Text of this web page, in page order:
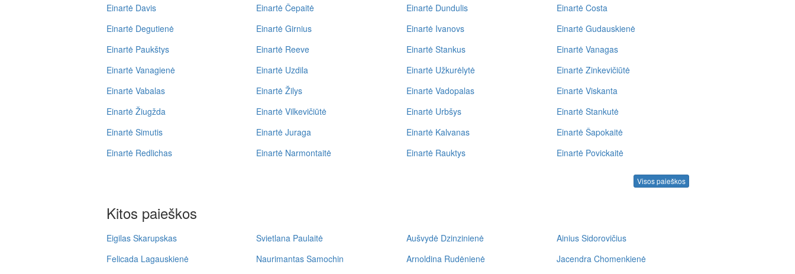
Einartė Davis
Einartė Čepaitė Einartė Dundulis
Einartė Costa
Einartė Degutienė
Einartė Girnius Einartė Ivanovs
Einartė Gudauskienė
Einartė Paukštys
Einartė Reeve Einartė Stankus
Einartė Vanagas
Einartė Vanagienė
Einartė Uzdila Einartė Užkurėlytė
Einartė Zinkevičiūtė
Einartė Vabalas
Einartė Žilys Einartė Vadopalas
Einartė Viskanta
Einartė Žiugžda
Einartė Vilkevičiūtė Einartė Urbšys
Einartė Stankutė
Einartė Simutis
Einartė Juraga Einartė Kalvanas
Einartė Šapokaitė
Einartė Redlichas
Einartė Narmontaitė Einartė Rauktys Einartė Povickaitė
Visos paieškos
Kitos paieškos
Eigilas Skarupskas Svietlana Paulaitė Aušvydė Dzinzinienė
Ainius Sidorovičius
Felicada Lagauskienė
Naurimantas Samochin Arnoldina Rudėnienė
Jacendra Chomenkienė